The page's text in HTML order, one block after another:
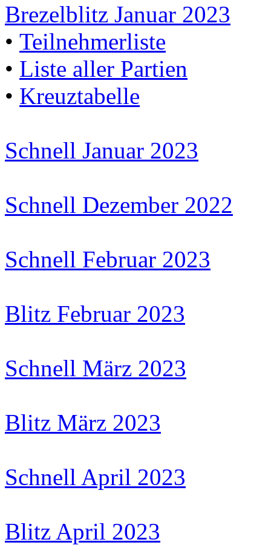
Brezelblitz Januar 2023
• Teilnehmerliste
• Liste aller Partien
• Kreuztabelle
Schnell Januar 2023
Schnell Dezember 2022
Schnell Februar 2023
Blitz Februar 2023
Schnell März 2023
Blitz März 2023
Schnell April 2023
Blitz April 2023